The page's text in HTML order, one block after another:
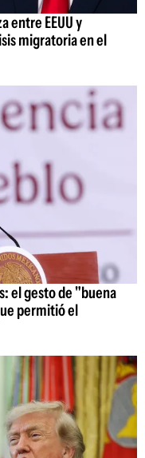
entre EEUU y
migratoria en el
el gesto de "buena
permitió el